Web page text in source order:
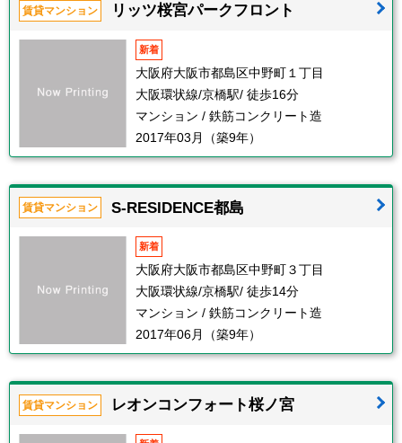
賃貸マンション リッツ桜宮パークフロント
新着
大阪府大阪市都島区中野町１丁目
大阪環状線/京橋駅/ 徒歩16分
マンション / 鉄筋コンクリート造
2017年03月（築9年）
賃貸マンション S-RESIDENCE都島
新着
大阪府大阪市都島区中野町３丁目
大阪環状線/京橋駅/ 徒歩14分
マンション / 鉄筋コンクリート造
2017年06月（築9年）
賃貸マンション レオンコンフォート桜ノ宮